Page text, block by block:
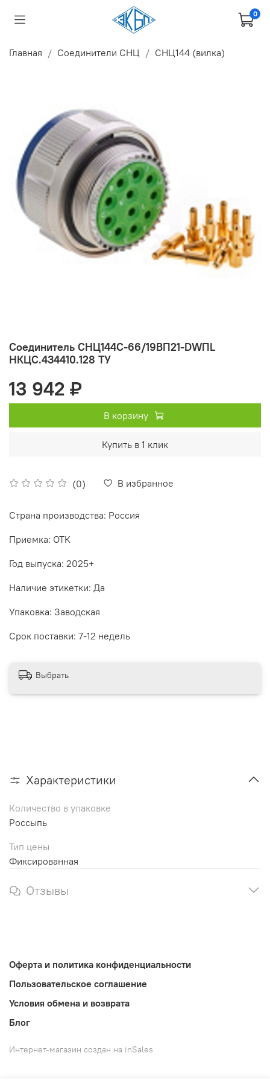
0
Главная Соединители СНЦ СНЦ144 (вилка)
Соединитель СНЦ144С-66/19ВП21-DWПL
НКЦС.434410.128 ТУ
(0) В избранное
13 942 ₽
В корзину
Купить в 1 клик
Страна производства: Россия
Приемка: ОТК
Год выпуска: 2025+
Наличие этикетки: Да
Упаковка: Заводская
Срок поставки: 7-12 недель
Выбрать
Характеристики
Количество в упаковке
Россыпь
Тип цены
Фиксированная
Отзывы
Оферта и политика конфиденциальности
Пользовательское соглашение
Условия обмена и возврата
Блог
Интернет-магазин создан на inSales